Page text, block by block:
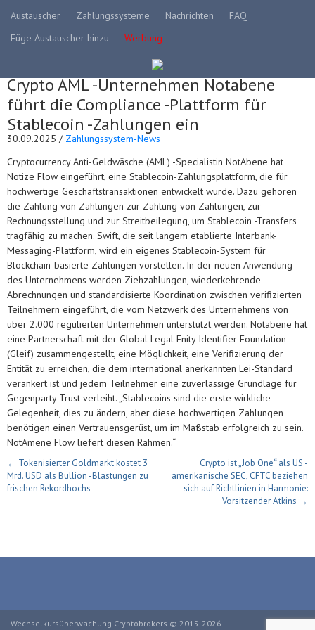
Austauscher Zahlungssysteme Nachrichten
FAQ
Füge Austauscher hinzu
Werbung
Crypto AML -Unternehmen Notabene
führt die Compliance -Plattform für
Stablecoin -Zahlungen ein
30.09.2025 / Zahlungssystem-News
Cryptocurrency Anti-Geldwäsche (AML) -Specialistin NotAbene hat
Notize Flow eingeführt, eine Stablecoin-Zahlungsplattform, die für
hochwertige Geschäftstransaktionen entwickelt wurde. Dazu gehören
die Zahlung von Zahlungen zur Zahlung von Zahlungen, zur
Rechnungsstellung und zur Streitbeilegung, um Stablecoin -Transfers
tragfähig zu machen. Swift, die seit langem etablierte Interbank-
Messaging-Plattform, wird ein eigenes Stablecoin-System für
Blockchain-basierte Zahlungen vorstellen. In der neuen Anwendung
des Unternehmens werden Ziehzahlungen, wiederkehrende
Abrechnungen und standardisierte Koordination zwischen verifizierten
Teilnehmern eingeführt, die vom Netzwerk des Unternehmens von
über 2.000 regulierten Unternehmen unterstützt werden. Notabene hat
eine Partnerschaft mit der Global Legal Enity Identifier Foundation
(Gleif) zusammengestellt, eine Möglichkeit, eine Verifizierung der
Entität zu erreichen, die dem international anerkannten Lei-Standard
verankert ist und jedem Teilnehmer eine zuverlässige Grundlage für
Gegenparty Trust verleiht. „Stablecoins sind die erste wirkliche
Gelegenheit, dies zu ändern, aber diese hochwertigen Zahlungen
benötigen einen Vertrauensgerüst, um im Maßstab erfolgreich zu sein.
NotAmene Flow liefert diesen Rahmen.“
← Tokenisierter Goldmarkt kostet 3
Mrd. USD als Bullion -Blastungen zu
frischen Rekordhochs
Crypto ist „Job One“ als US -
amerikanische SEC, CFTC beziehen
sich auf Richtlinien in Harmonie:
Vorsitzender Atkins →
Wechselkursüberwachung Cryptobrokers © 2015-2026.